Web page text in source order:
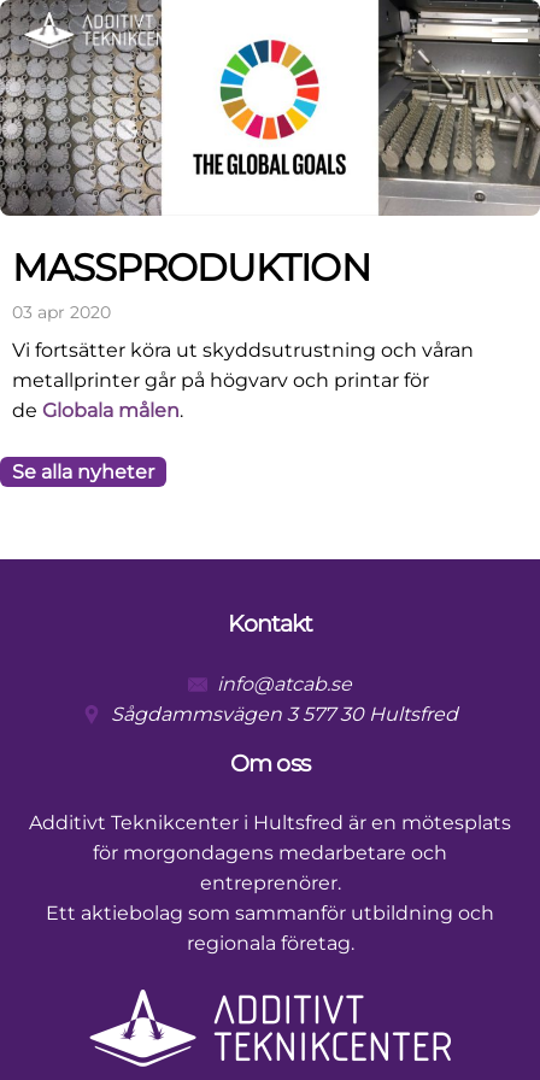
Skip
to
primary
navigation
Skip
to
main
content
Skip
to
primary
sidebar
Skip
to
footer
MASSPRODUKTION
03 apr 2020
Vi fortsätter köra ut skyddsutrustning och våran
metallprinter går på högvarv och printar för
de Globala målen.
Se alla nyheter
Footer
Kontakt
info@atcab.se
Sågdammsvägen 3 577 30 Hultsfred
Om oss
Additivt Teknikcenter i Hultsfred är en mötesplats
för morgondagens medarbetare och
entreprenörer.
Ett aktiebolag som sammanför utbildning och
regionala företag.